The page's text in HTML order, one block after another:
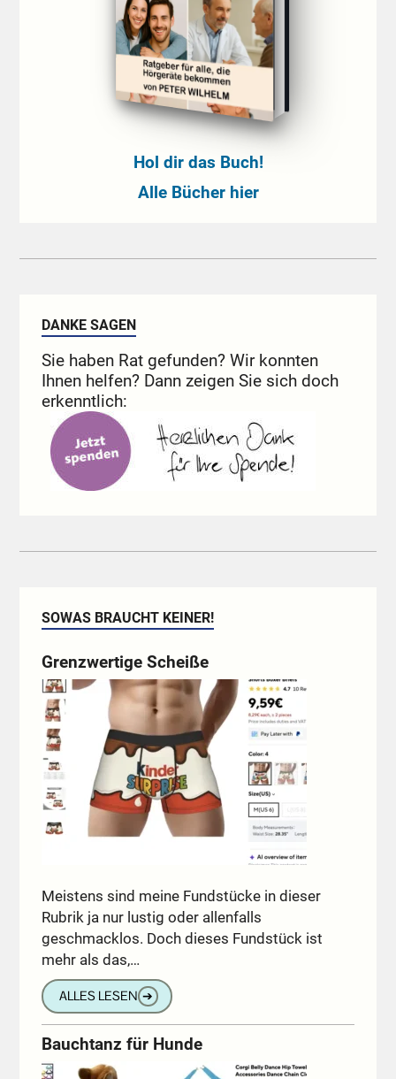
Hol dir das Buch!
Alle Bücher hier
DANKE SAGEN
Sie haben Rat gefunden? Wir konnten
Ihnen helfen? Dann zeigen Sie sich doch
erkenntlich:
SOWAS BRAUCHT KEINER!
Grenzwertige Scheiße
Meistens sind meine Fundstücke in dieser
Rubrik ja nur lustig oder allenfalls
geschmacklos. Doch dieses Fundstück ist
mehr als das,…
ALLES LESEN ➔
Bauchtanz für Hunde